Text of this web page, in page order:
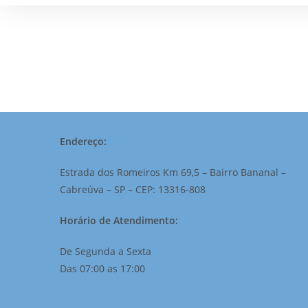
Endereço:
Estrada dos Romeiros Km 69,5 – Bairro Bananal –
Cabreúva – SP – CEP: 13316-808
Horário de Atendimento:
De Segunda a Sexta
Das 07:00 as 17:00